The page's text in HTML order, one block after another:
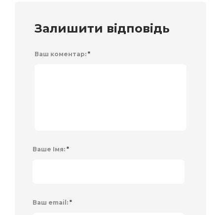
Залишити відповідь
Ваш коментар: *
Ваше Імя: *
Ваш email: *